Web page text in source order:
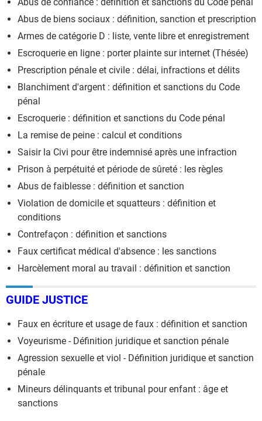
Abus de biens sociaux : définition, sanction et prescription
Armes de catégorie D : liste, vente libre et enregistrement
Escroquerie en ligne : porter plainte sur internet (Thésée)
Prescription pénale et civile : délai, infractions et délits
Blanchiment d'argent : définition et sanctions du Code
pénal
Escroquerie : définition et sanctions du Code pénal
La remise de peine : calcul et conditions
Saisir la Civi pour être indemnisé après une infraction
Prison à perpétuité et période de sûreté : les règles
Abus de faiblesse : définition et sanction
Violation de domicile et squatteurs : définition et
conditions
Contrefaçon : définition et sanctions
Faux certificat médical d'absence : les sanctions
Harcèlement moral au travail : définition et sanction
GUIDE JUSTICE
Faux en écriture et usage de faux : définition et sanction
Voyeurisme - Définition juridique et sanction pénale
Agression sexuelle et viol - Définition juridique et sanction
pénale
Mineurs délinquants et tribunal pour enfant : âge et
sanctions